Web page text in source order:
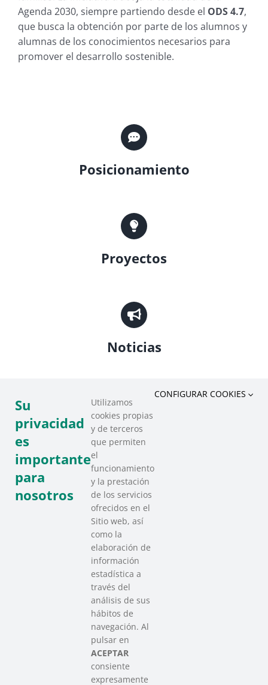
Agenda 2030, siempre partiendo desde el ODS 4.7,
que busca la obtención por parte de los alumnos y
alumnas de los conocimientos necesarios para
promover el desarrollo sostenible.
Posicionamiento
Proyectos
Noticias
Recursos
SAREEN SAREA
Asociación que agrupa a las redes
del Tercer Sector Social en Euskadi
Su
privacidad
es
importante
para
nosotros
Utilizamos
cookies propias
y de terceros
que permiten
el
funcionamiento
y la prestación
de los servicios
ofrecidos en el
Sitio web, así
como la
elaboración de
información
estadística a
través del
análisis de sus
hábitos de
navegación. Al
pulsar en
ACEPTAR
consiente
expresamente
CONFIGURAR COOKIES